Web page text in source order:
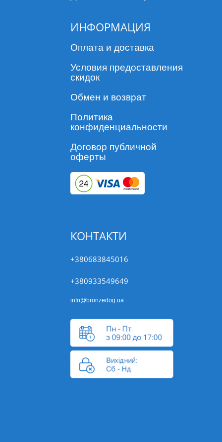
ИНФОРМАЦИЯ
Оплата и доставка
Условия предоставления
скидок
Обмен и возврат
Политика
конфиденциальности
Договор публичной
оферты
КОНТАКТИ
+380683845016
+380933549649
info@bronzedog.ua